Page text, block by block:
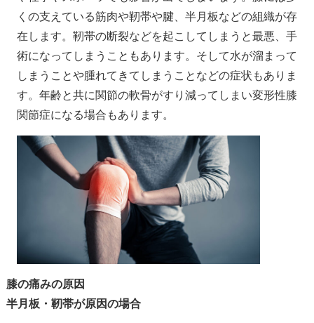
くの支えている筋肉や靭帯や腱、半月板などの組織が存
在します。靭帯の断裂などを起こしてしまうと最悪、手
術になってしまうこともあります。そして水が溜まって
しまうことや腫れてきてしまうことなどの症状もありま
す。年齢と共に関節の軟骨がすり減ってしまい変形性膝
関節症になる場合もあります。
膝の痛みの原因
半月板・靭帯が原因の場合